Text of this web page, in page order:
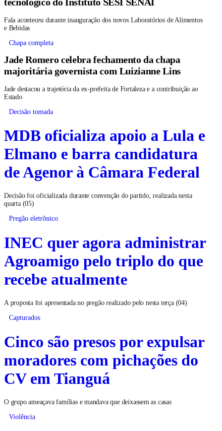
Fala aconteceu durante inauguração dos novos Laboratórios de Alimentos
e Bebidas
Chapa completa
Jade Romero celebra fechamento da chapa
majoritária governista com Luizianne Lins
Jade destacou a trajetória da ex-prefeita de Fortaleza e a contribuição ao
Estado
Decisão tomada
MDB oficializa apoio a Lula e
Elmano e barra candidatura
de Agenor à Câmara Federal
Decisão foi oficializada durante convenção do partido, realizada nesta
quarta (05)
Pregão eletrônico
INEC quer agora administrar
Agroamigo pelo triplo do que
recebe atualmente
A proposta foi apresentada no pregão realizado pelo nesta terça (04)
Capturados
Cinco são presos por expulsar
moradores com pichações do
CV em Tianguá
O grupo ameaçava famílias e mandava que deixassem as casas
Violência